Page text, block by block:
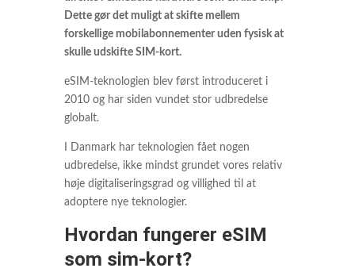
Dette gør det muligt at skifte mellem
forskellige mobilabonnementer uden fysisk at
skulle udskifte SIM-kort.
eSIM-teknologien blev først introduceret i
2010 og har siden vundet stor udbredelse
globalt.
I Danmark har teknologien fået nogen
udbredelse, ikke mindst grundet vores relativ
høje digitaliseringsgrad og villighed til at
adoptere nye teknologier.
Hvordan fungerer eSIM
som sim-kort?